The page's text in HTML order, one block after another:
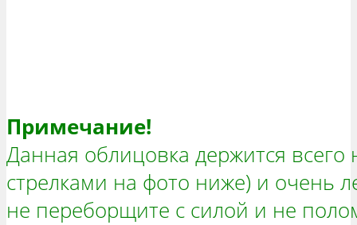
Примечание!
Данная облицовка держится всего
стрелками на фото ниже) и очень
не переборщите с силой и не